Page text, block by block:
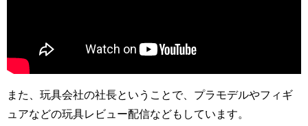
また、玩具会社の社長ということで、プラモデルやフィギ
ュアなどの玩具レビュー配信などもしています。